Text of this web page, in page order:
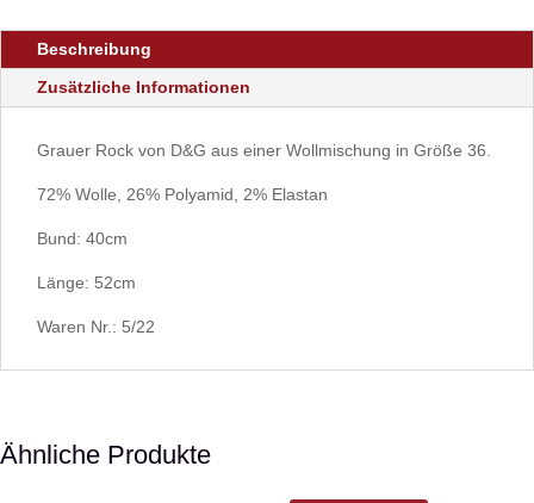
Beschreibung
Zusätzliche Informationen
Grauer Rock von D&G aus einer Wollmischung in Größe 36.
72% Wolle, 26% Polyamid, 2% Elastan
Bund: 40cm
Länge: 52cm
Waren Nr.: 5/22
Ähnliche Produkte